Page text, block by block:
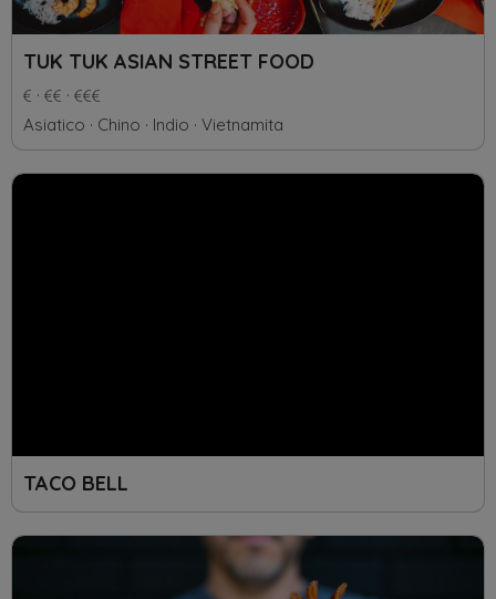
TUK TUK ASIAN STREET FOOD
Asiatico Chino Indio Vietnamita
TACO BELL